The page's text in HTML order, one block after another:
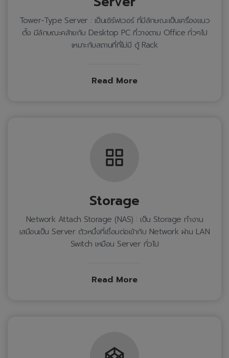
Tower-Type Server : เป็นเซิร์ฟเวอร์ ที่มีลักษณะเป็นเครื่องแนว
ตั้ง มีลักษณะคล้ายกับ Desktop PC ที่วางตาม Office ทั่วๆไป
เหมาะกับสถานที่ที่ไม่มี ตู้ Rack
Read More
Storage
Network Attach Storage (NAS) : เป็น Storage ทำงาน
เสมือนเป็น Server ตัวหนึ่งที่เชื่อมต่อเข้ากับ Network ผ่าน LAN
Switch เหมือน Server ทั่วไป
Read More